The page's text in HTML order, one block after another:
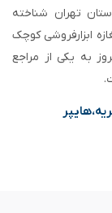
تهران شناخته
ابزارفروشی کوچک
به یکی از مراجع